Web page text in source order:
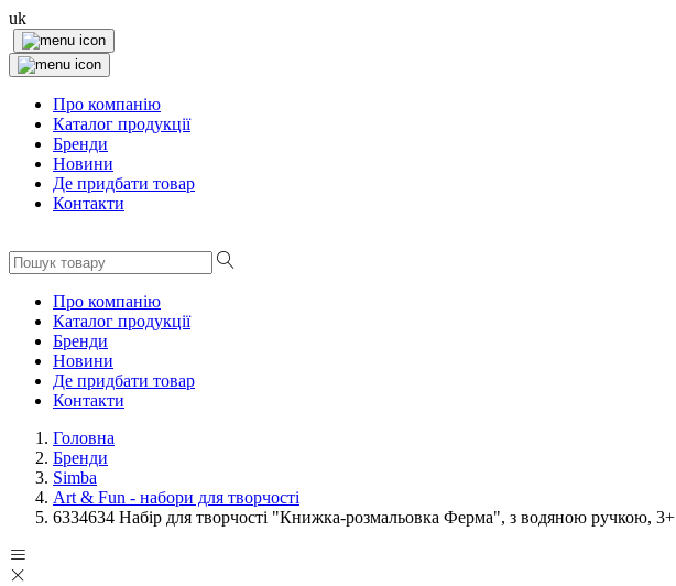
uk
Про компанію
Каталог продукції
Бренди
Новини
Де придбати товар
Контакти
Про компанію
Каталог продукції
Бренди
Новини
Де придбати товар
Контакти
Головна
Бренди
Simba
Art & Fun - набори для творчості
6334634 Набір для творчості "Книжка-розмальовка Ферма", з водяною ручкою, 3+